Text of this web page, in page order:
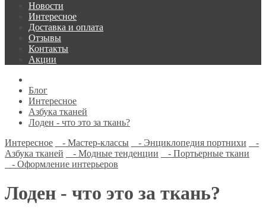
Новости
Интересное
Доставка и оплата
Отзывы
Контакты
Акции
Блог
Интересное
Азбука тканей
Лоден - что это за ткань?
Интересное
- Мастер-классы - Энциклопедия портнихи
-
Азбука тканей
- Модные тенденции
- Портьерные ткани
- Оформление интерьеров
Лоден - что это за ткань?